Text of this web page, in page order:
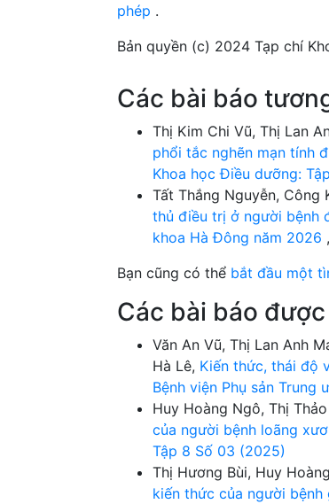
phép .
Bản quyền (c) 2024 Tạp chí
Các bài báo
Thị Kim Chi Vũ, Thị Lan
phổi tắc nghẽn mạn tính
Khoa học Điều dưỡng:
Tất Thắng Nguyễn, Công
thủ điều trị ở người bệnh
khoa Hà Đông năm 2026 ,
Bạn cũng có thể bắt đầu một
Các bài báo
Văn An Vũ, Thị Lan Anh
Hà Lê, Kiến thức, thái độ
Bệnh viện Phụ sản Trung
Huy Hoàng Ngô, Thị
của người bệnh loãng
Tập 8 Số 03 (2025)
Thị Hương Bùi, Huy
kiến thức của người